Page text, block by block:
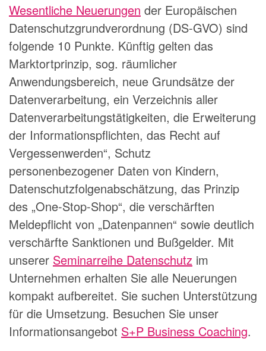
Wesentliche Neuerungen der Europäischen
Datenschutzgrundverordnung (DS-GVO) sind
folgende 10 Punkte. Künftig gelten das
Marktortprinzip, sog. räumlicher
Anwendungsbereich, neue Grundsätze der
Datenverarbeitung, ein Verzeichnis aller
Datenverarbeitungstätigkeiten, die Erweiterung
der Informationspflichten, das Recht auf
Vergessenwerden“, Schutz
personenbezogener Daten von Kindern,
Datenschutzfolgenabschätzung, das Prinzip
des „One-Stop-Shop“, die verschärften
Meldepflicht von „Datenpannen“ sowie deutlich
verschärfte Sanktionen und Bußgelder. Mit
unserer Seminarreihe Datenschutz im
Unternehmen erhalten Sie alle Neuerungen
kompakt aufbereitet. Sie suchen Unterstützung
für die Umsetzung. Besuchen Sie unser
Informationsangebot S+P Business Coaching.